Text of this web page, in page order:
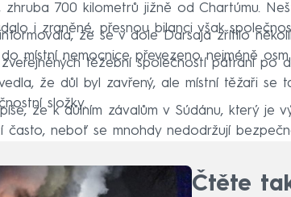
zhruba 700 kilometrů jižně od Chartúmu.
i zraněné, přesnou bilanci však
že se v dole Darsaja zřítilo
místní nemocnice převezeno nejméně osm
zveřejněných těžební společností pátrání po
že důl byl zavřený, ale místní těžaři se
složky.
že k důlním závalům v Súdánu, který je
často, neboť se mnohdy nedodržují
Čtěte